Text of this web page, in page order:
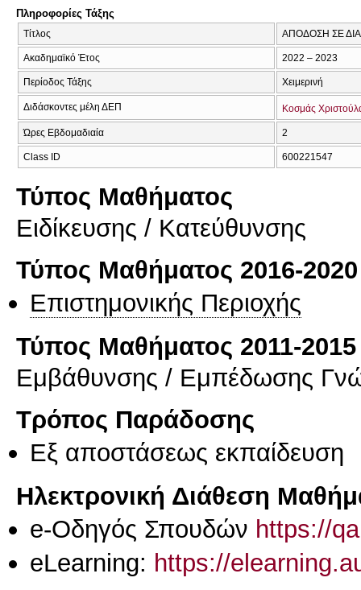
Πληροφορίες Τάξης
Τίτλος ΑΠΟΔΟΣΗ ΣΕ
Ακαδημαϊκό Έτος 2022 – 2023
Περίοδος Τάξης Χειμερινή
Διδάσκοντες μέλη ΔΕΠ Κοσμάς
Ώρες Εβδομαδιαία 2
Class ID 600221547
Τύπος Μαθήματος
Eιδίκευσης / Kατεύθυνσης
Τύπος Μαθήματος 2016-2020
Επιστημονικής Περιοχής
Τύπος Μαθήματος 2011-2015
Εμβάθυνσης / Εμπέδωσης
Τρόπος Παράδοσης
Eξ απoστάσεως εκπαίδευση
Ηλεκτρονική Διάθεση
e-Οδηγός Σπουδών https://
eLearning: https://